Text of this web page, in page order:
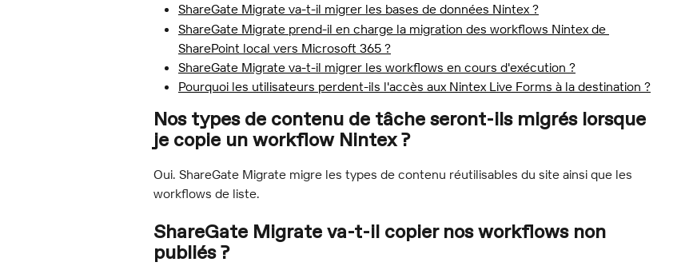
ShareGate Migrate va-t-il migrer les bases de données Nintex ?
ShareGate Migrate prend-il en charge la migration des workflows Nintex de
SharePoint local vers Microsoft 365 ?
ShareGate Migrate va-t-il migrer les workflows en cours d'exécution ?
Pourquoi les utilisateurs perdent-ils l'accès aux Nintex Live Forms à la destination ?
Nos types de contenu de tâche seront-ils migrés lorsque
je copie un workflow Nintex ?
Oui. ShareGate Migrate migre les types de contenu réutilisables du site ainsi que les
workflows de liste.
ShareGate Migrate va-t-il copier nos workflows non
publiés ?